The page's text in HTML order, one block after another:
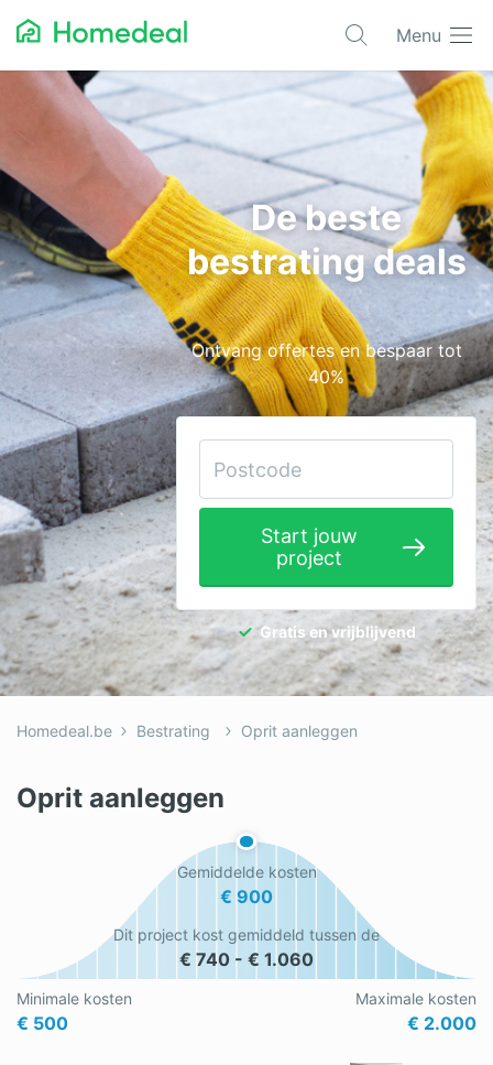
Menu
Populaire projecten
Aannemer
Alarmsystemen
Architect
Bestrating
Cv-ketels
Dakwerken
Elektricien
Gevelwerken
Glas
Hekwerken
Hovenier
Isolatie
Loodgieter
Rolluiken
Schilder
Schrijnwerker
De beste
bestrating deals
Ontvang offertes en bespaar tot
40%
Start jouw
project
Gratis en vrijblijvend
Homedeal.be Bestrating Oprit aanleggen
Oprit aanleggen
Minimale kosten
€ 500
Gemiddelde kosten
€ 900
Maximale kosten
€ 2.000
Dit project kost gemiddeld tussen de
€ 740 - € 1.060